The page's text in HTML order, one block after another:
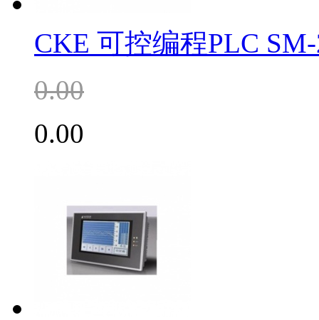
CKE 可控编程PLC
0.00
0.00